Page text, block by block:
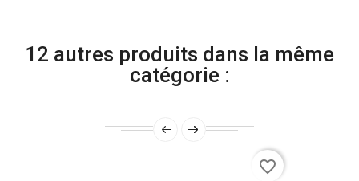
12 autres produits dans la même
catégorie :
favorite_border